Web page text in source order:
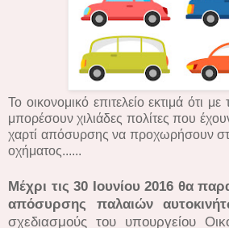
Το οικονομικό επιτελείο εκτιμά ότι
μπορέσουν χιλιάδες πολίτες που
χαρτί απόσυρσης να προχωρήσουν
οχήματος......
Mέχρι τις 30 Ιουνίου 2016 θα
απόσυρσης παλαιών
σχεδιασμούς του υπουργείου